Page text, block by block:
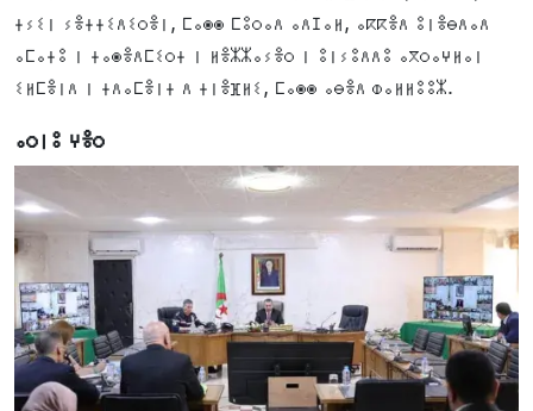
ⵜⵢⵉⵏ ⵢⴻⵜⵜⵉⴷⵉⵔⴻⵏ, ⵎⴰⵙⵙ ⵎⵓⵔⴰⴷ ⴰⴷⵊⴰⵍ, ⴰⴽⴽⴻⴷ ⵓⵏⴻⴱⴷⴰⴷ
ⴰⵎⴰⵜⵓ ⵏ ⵜⴰⵙⴻⴷⵎⵉⵔⵜ ⵏ ⵍⴻⵣⵣⴰⵢⴻⵔ ⵏ ⵓⵏⵢⵓⴷⴷⵓ ⴰⴳⵔⴰⵖⵍⴰⵏ
ⵉⵍⵎⴻⵏⴷ ⵏ ⵜⴷⴰⵎⴻⵏⵜ ⴷ ⵜⵏⴻⴼⵍⵉ, ⵎⴰⵙⵙ ⴰⴱⴻⴷ ⵀⴰⵍⵍⵓⵓⵣ.
ⴰⵔⵏⵓ ⵖⴻⵔ